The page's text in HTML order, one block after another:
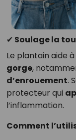
✔ Soulage la
Le plantain aide à
gorge,
d’enrouement.
protecteur qui
l’inflammation.
Comment